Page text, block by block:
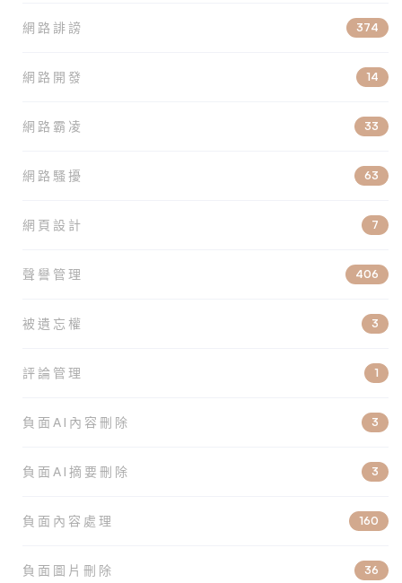
網路誹謗 374
網路開發 14
網路霸凌 33
網路騷擾 63
網頁設計 7
聲譽管理 406
被遺忘權 3
評論管理 1
負面AI內容刪除 3
負面AI摘要刪除 3
負面內容處理 160
負面圖片刪除 36